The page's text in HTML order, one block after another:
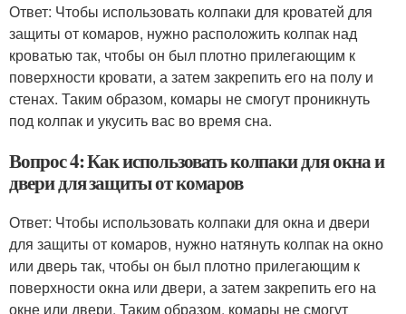
Ответ: Чтобы использовать колпаки для кроватей для
защиты от комаров, нужно расположить колпак над
кроватью так, чтобы он был плотно прилегающим к
поверхности кровати, а затем закрепить его на полу и
стенах. Таким образом, комары не смогут проникнуть
под колпак и укусить вас во время сна.
Вопрос 4: Как использовать колпаки для окна и
двери для защиты от комаров
Ответ: Чтобы использовать колпаки для окна и двери
для защиты от комаров, нужно натянуть колпак на окно
или дверь так, чтобы он был плотно прилегающим к
поверхности окна или двери, а затем закрепить его на
окне или двери. Таким образом, комары не смогут